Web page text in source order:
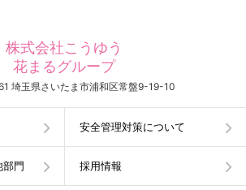
株式会社こうゆう
花まるグループ
埼玉県さいたま市浦和区常盤9-19-10
安全管理対策について
部門 採用情報